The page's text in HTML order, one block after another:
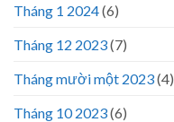
Tháng 1 2024(6)
Tháng 12 2023(7)
Tháng mười một 2023(4)
Tháng 10 2023(6)